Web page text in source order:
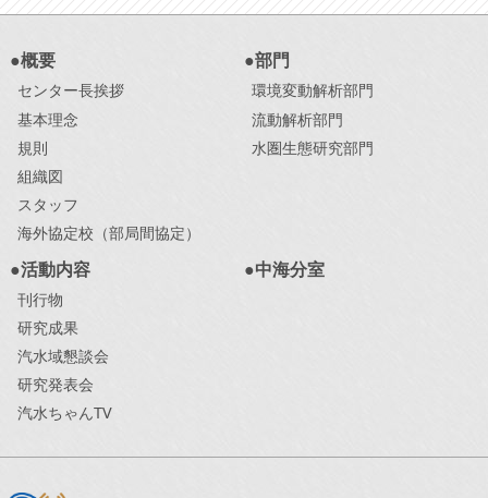
●概要
センター長挨拶
基本理念
規則
組織図
スタッフ
海外協定校（部局間協定）
●部門
環境変動解析部門
流動解析部門
水圏生態研究部門
●活動内容
刊行物
研究成果
汽水域懇談会
研究発表会
汽水ちゃんTV
●中海分室